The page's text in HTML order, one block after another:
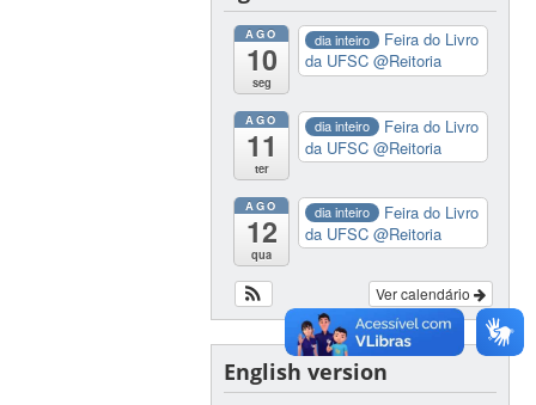
AGO
10
seg
dia inteiro
Feira do Livro
da UFSC@Reitoria
AGO
11
ter
dia inteiro
Feira do Livro
da UFSC@Reitoria
AGO
12
qua
dia inteiro
Feira do Livro
da UFSC@Reitoria
Ver calendário
English version